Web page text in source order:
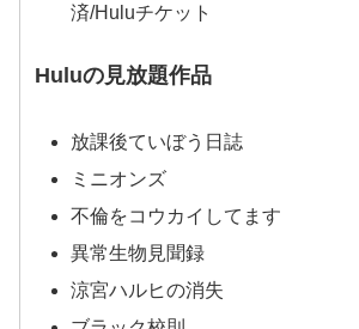
済/Huluチケット
Huluの見放題作品
放課後ていぼう日誌
ミニオンズ
不倫をコウカイしてます
異常生物見聞録
涼宮ハルヒの消失